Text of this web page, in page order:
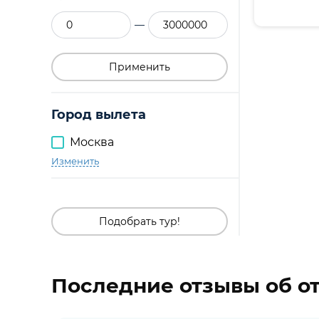
—
Применить
Город вылета
Москва
Изменить
Подобрать тур!
Последние отзывы об